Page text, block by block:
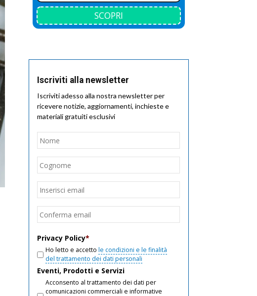
SCOPRI
Iscriviti alla newsletter
Iscriviti adesso alla nostra newsletter per
ricevere notizie, aggiornamenti, inchieste e
materiali gratuiti esclusivi
Nome
Email
Privacy Policy*
Ho letto e accetto le condizioni e le finalità
del trattamento dei dati personali
Eventi, Prodotti e Servizi
Acconsento al trattamento dei dati per
comunicazioni commerciali e informative